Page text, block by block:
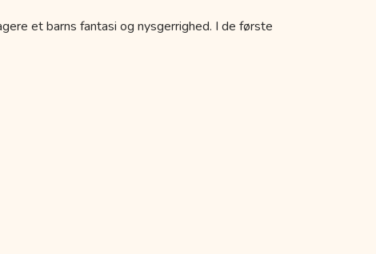
et barns fantasi og nysgerrighed. I de første